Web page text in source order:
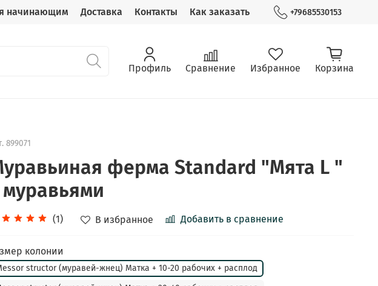
начинающим Доставка Контакты Как заказать +79685530153
Профиль Сравнение Избранное Корзина
899071
ферма Standard "Мята L "
муравьями
(1) В избранное Добавить в сравнение
колонии
structor (муравей-жнец) Матка + 10-20 рабочих + расплод